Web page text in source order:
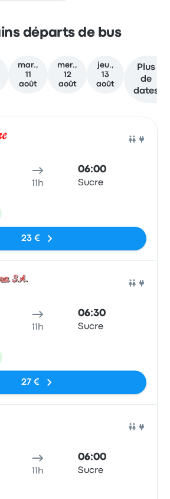
départs de bus
mar.,
11
août
mer.,
12
août
jeu.,
13
août
Plus
de
dates
11h
06:00
Sucre
23 €
11h
06:30
Sucre
27 €
11h
06:00
Sucre